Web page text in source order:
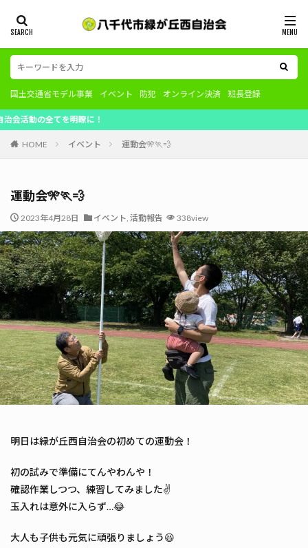
国土交通省モデル事業 イベント 防犯 オンライン決済 班長登録
を明瞭に！
HOME イベント 運動会🎌🏃💨
運動会🎌🏃💨
2023年4月28日 イベント, 活動報告 338view
明日は緑が丘西自治会の初めての運動会！
初の試みで準備にてんやわんや！
確認作業しつつ、練習してみました✌️
玉入れは意外に入らず…😂
大人も子供も元気に頑張りましょう😆